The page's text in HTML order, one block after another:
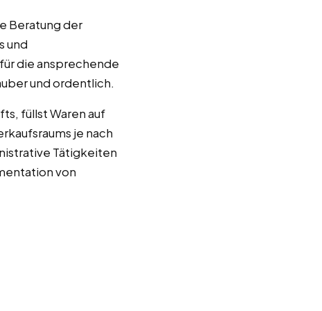
Beratung der
und
die ansprechende
und ordentlich.
füllst Waren auf
je nach
Tätigkeiten
von